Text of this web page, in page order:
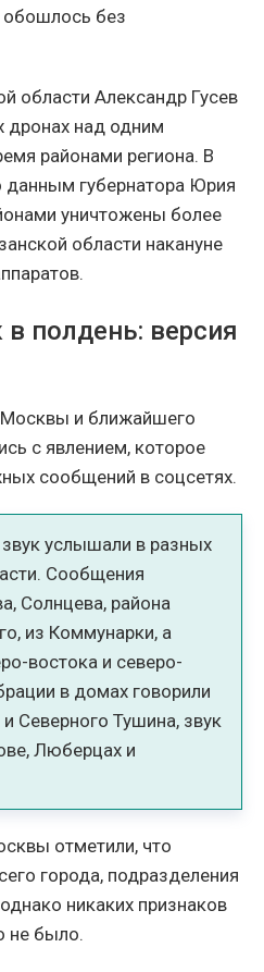
обошлось без
области Александр Гусев
дронах над одним
районами региона. В
данным губернатора Юрия
уничтожены более
области накануне
полдень: версия
и ближайшего
с явлением, которое
сообщений в соцсетях.
услышали в разных
Сообщения
Солнцева, района
из Коммунарки, а
востока и северо-
в домах говорили
Северного Тушина, звук
Люберцах и
отметили, что
города, подразделения
никаких признаков
не было.